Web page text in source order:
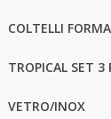
COLTELLI
TROPICAL SET 3
VETRO/INOX